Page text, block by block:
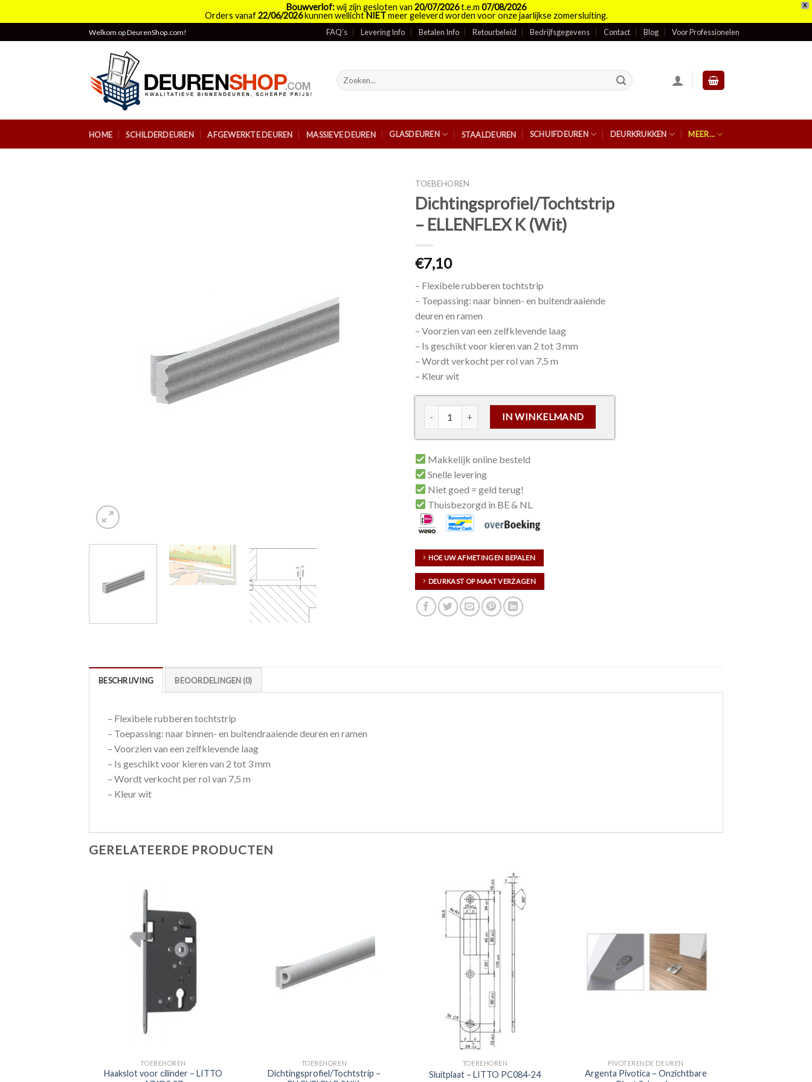
X
Bouwverlof:wij zijn gesloten van 20/07/2026t.e.m 07/08/2026
Orders vanaf22/06/2026kunnen wellichtNIETmeer geleverd worden voor onze jaarlijkse zomersluiting.
to
Welkom op DeurenShop.com! FAQ’s Levering Info Betalen Info Retourbeleid Bedrijfsgegevens Contact Blog Voor Professionelen
Zoeken
naar:
HOME SCHILDERDEUREN AFGEWERKTE DEUREN MASSIEVE DEUREN GLASDEUREN STAALDEUREN SCHUIFDEUREN DEURKRUKKEN MEER…
TOEBEHOREN
Dichtingsprofiel/Tochtstrip
– ELLENFLEX K (Wit)
€7,10
– Flexibele rubberen tochtstrip
– Toepassing: naar binnen- en buitendraaiende
deuren en ramen
– Voorzien van een zelfklevende laag
– Is geschikt voor kieren van 2 tot 3 mm
– Wordt verkocht per rol van 7,5 m
– Kleur wit
IN WINKELMAND
Dichtingsprofiel/Tochtstrip - ELLENFLEX K (Wit) aantal
Makkelijk online besteld
Snelle levering
Niet goed = geld terug!
Thuisbezorgd in BE & NL
HOE UW AFMETINGEN BEPALEN
DEURKAST OP MAAT VERZAGEN
BESCHRIJVING BEOORDELINGEN (0)
– Flexibele rubberen tochtstrip
– Toepassing: naar binnen- en buitendraaiende deuren en ramen
– Voorzien van een zelfklevende laag
– Is geschikt voor kieren van 2 tot 3 mm
– Wordt verkocht per rol van 7,5 m
– Kleur wit
GERELATEERDE PRODUCTEN
TOEBEHOREN
Haakslot voor cilinder – LITTO
TOEBEHOREN
Dichtingsprofiel/Tochtstrip –
TOEBEHOREN
Sluitplaat – LITTO PC084-24
PIVOTERENDE DEUREN
Argenta Pivotica – Onzichtbare